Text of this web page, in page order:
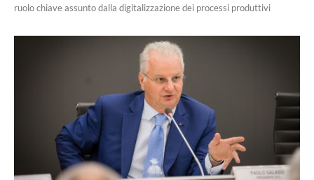
ruolo chiave assunto dalla digitalizzazione dei processi produttivi